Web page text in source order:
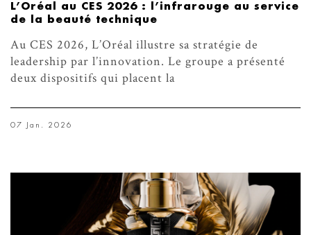
L’Oréal au CES 2026 : l’infrarouge au service
de la beauté technique
Au CES 2026, L’Oréal illustre sa stratégie de
leadership par l’innovation. Le groupe a présenté
deux dispositifs qui placent la
07 Jan. 2026